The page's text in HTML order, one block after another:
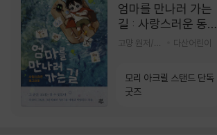
엄마를 만나러 가는
길 : 사랑스러운 동그
라미
다산어린이
모리 아크릴 스탠드 단독
굿즈